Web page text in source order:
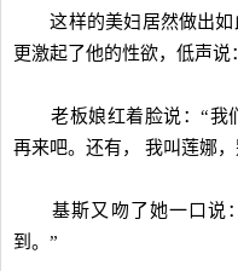
这样的美妇居然做出如
更激起了他的性欲，低声
老板娘红着脸说：“我
再来吧。还有， 我叫莲娜
基斯又吻了她一口说：
到。”